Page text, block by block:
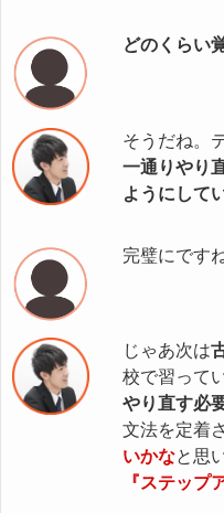
どのくらい
そうだね。
一通りやり
ようにして
完璧にです
じゃあ次は
校で習って
やり直す必
文法を定着
いかなと思
『ステップ